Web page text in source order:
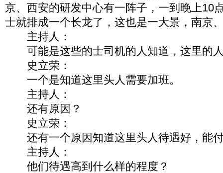
京、西安的研发中心有一阵子，一到晚上10
士就排成一个长龙了，这也是一大景，南京
主持人：
可能是这些的士司机的人知道，这里的
史立荣：
一个是知道这里头人需要加班。
主持人：
还有原因？
史立荣：
还有一个原因知道这里头人待遇好，能
主持人：
他们待遇高到什么样的程度？